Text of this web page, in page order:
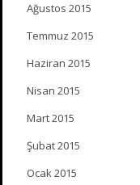
Ağustos 2015
Temmuz 2015
Haziran 2015
Nisan 2015
Mart 2015
Şubat 2015
Ocak 2015